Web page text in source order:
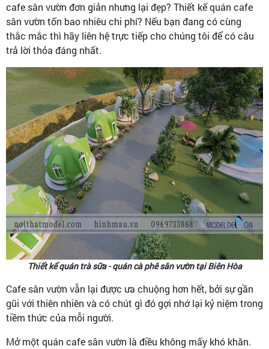
cafe sân vườn đơn giản nhưng lại đẹp? Thiết kế quán cafe
sân vườn tốn bao nhiêu chi phí? Nếu bạn đang có cùng
thắc mắc thì hãy liên hệ trực tiếp cho chúng tôi để có câu
trả lời thỏa đáng nhất.
Thiết kế quán trà sữa - quán cà phê sân vườn tại Biên Hòa
Cafe sân vườn vẫn lại được ưa chuộng hơn hết, bởi sự gần
gũi với thiên nhiên và có chút gì đó gợi nhớ lại kỷ niệm trong
tiềm thức của mỗi người.
Mở một quán cafe sân vườn là điều không mấy khó khăn.